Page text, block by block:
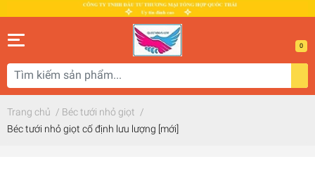
0
Trang chủ / Béc tưới nhỏ giọt /
Béc tưới nhỏ giọt cố định lưu lượng [mới]